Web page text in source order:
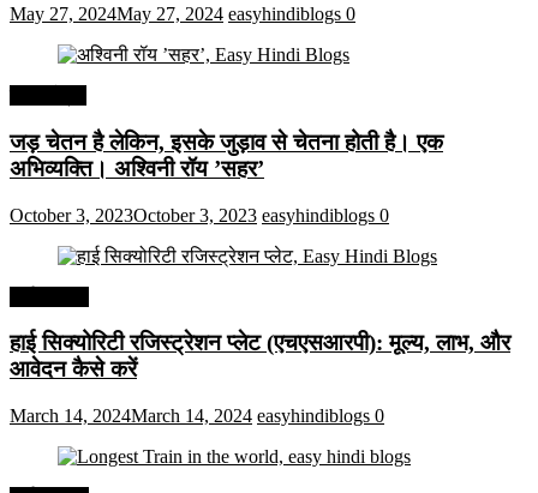
May 27, 2024May 27, 2024 easyhindiblogs 0
जड़ चेतन है लेकिन, इसके जुड़ाव से चेतना होती है। एक
अभिव्यक्ति। अश्विनी रॉय ’सहर’
October 3, 2023October 3, 2023 easyhindiblogs 0
हाई सिक्योरिटी रजिस्ट्रेशन प्लेट (एचएसआरपी): मूल्य, लाभ, और
आवेदन कैसे करें
March 14, 2024March 14, 2024 easyhindiblogs 0